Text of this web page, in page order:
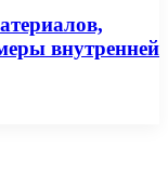
внутренней